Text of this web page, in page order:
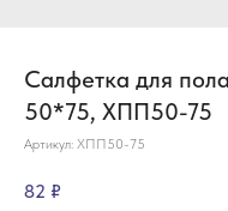
Салфетка для
50*75, ХПП50-75
Артикул: ХПП50-75
82 ₽